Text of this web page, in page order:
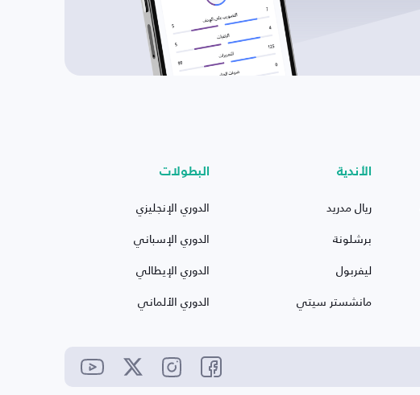
الأندية
ريال مدريد
برشلونة
ليفربول
مانشستر سيتي
البطولات
الدوري الإنجليزي
الدوري الإسباني
الدوري الإيطالي
الدوري الألماني